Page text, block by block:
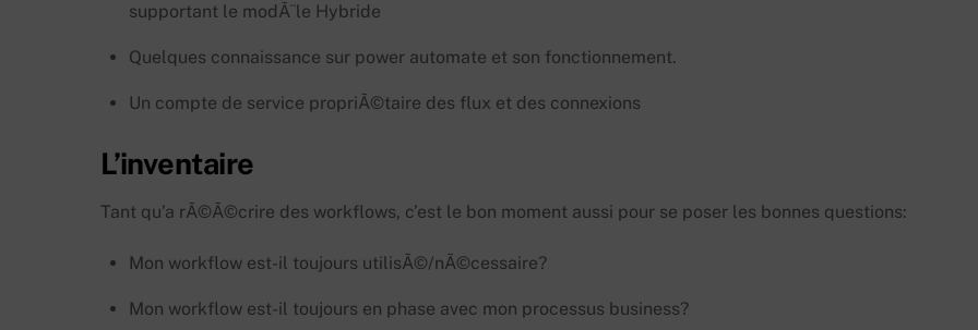
supportant le modÃ¨le Hybride
Quelques connaissance sur power automate et son fonctionnement.
Un compte de service propriÃ©taire des flux et des connexions
L’inventaire
Tant qu’a rÃ©Ã©crire des workflows, c’est le bon moment aussi pour se poser les bonnes questions:
Mon workflow est-il toujours utilisÃ©/nÃ©cessaire?
Mon workflow est-il toujours en phase avec mon processus business?